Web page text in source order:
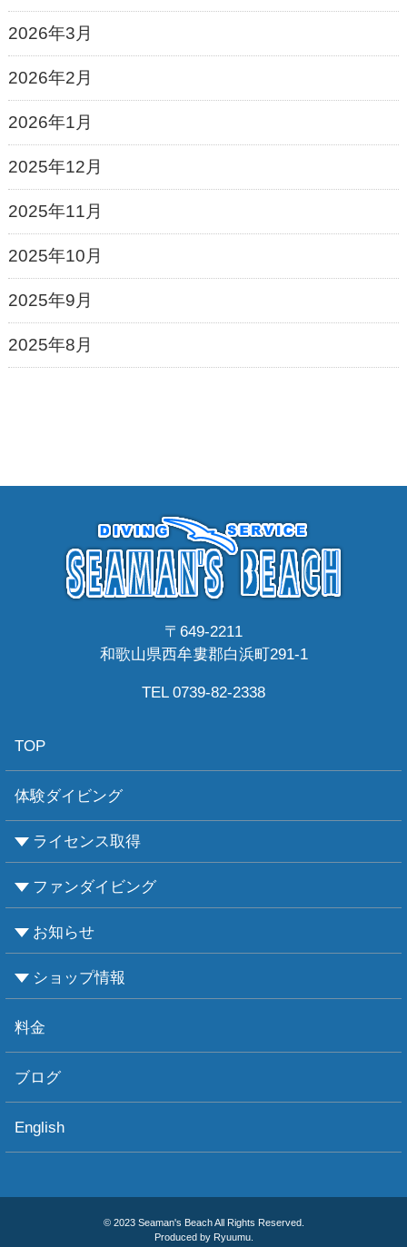
2026年3月
2026年2月
2026年1月
2025年12月
2025年11月
2025年10月
2025年9月
2025年8月
〒649-2211
和歌山県西牟婁郡白浜町291-1
TEL 0739-82-2338
TOP
体験ダイビング
ライセンス取得
CMASについて
PADIについて
Ｃカードライセンス取得
レベルアップCMAS
レベルアップPADI
インストラクターコース
エンリッチド・エア・ナイトロックス講習
ファンダイビング
ビーチダイビング
ボートダイビング
セルフダイビング
レンタル器材
お知らせ
お知らせ
お天気情報
フォトグラフィ
ツアー情報
ショップ情報
ショップ情報
アクセス
ダイビングポイント
ショップボート「かもめ」
スタッフ紹介
宿泊施設
リンク集
お問い合わせ
料金
ブログ
English
© 2023 Seaman's Beach All Rights Reserved.
Produced by Ryuumu.